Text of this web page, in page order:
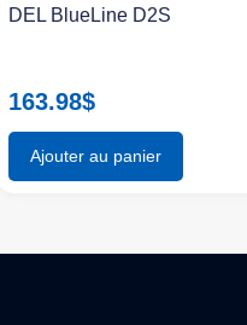
DEL BlueLine D2S
163.98$
Ajouter au panier